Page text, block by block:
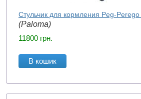
Стульчик для кормления Peg-Perego
(Paloma)
11800 грн.
В кошик